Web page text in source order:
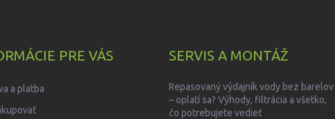
PRE VÁS
a platba
SERVIS A MONTÁŽ
Repasovaný výdajník vody bez barelov
– oplatí sa? Výhody, filtrácia a všetko,
čo potrebujete vedieť